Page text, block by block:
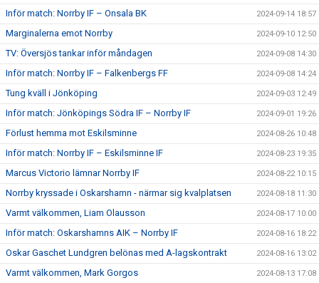
Inför match: Norrby IF – Onsala BK 2024-09-14 18:57
Marginalerna emot Norrby 2024-09-10 12:50
TV: Översjös tankar inför måndagen 2024-09-08 14:30
Inför match: Norrby IF – Falkenbergs FF 2024-09-08 14:24
Tung kväll i Jönköping 2024-09-03 12:49
Inför match: Jönköpings Södra IF – Norrby IF 2024-09-01 19:26
Förlust hemma mot Eskilsminne 2024-08-26 10:48
Inför match: Norrby IF – Eskilsminne IF 2024-08-23 19:35
Marcus Victorio lämnar Norrby IF 2024-08-22 10:15
Norrby kryssade i Oskarshamn - närmar sig kvalplatsen 2024-08-18 11:30
Varmt välkommen, Liam Olausson 2024-08-17 10:00
Inför match: Oskarshamns AIK – Norrby IF 2024-08-16 18:22
Oskar Gaschet Lundgren belönas med A-lagskontrakt 2024-08-16 13:02
Varmt välkommen, Mark Gorgos 2024-08-13 17:08